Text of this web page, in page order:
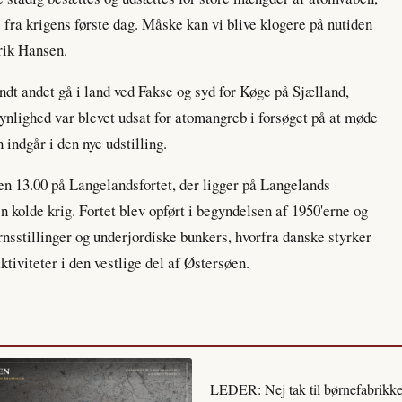
krigens første dag. Måske kan vi blive klogere på nutiden
Hansen.
andet gå i land ved Fakse og syd for Køge på Sjælland,
var blevet udsat for atomangreb i forsøget på at møde
indgår i den nye udstilling.
på Langelandsfortet, der ligger på Langelands
kolde krig. Fortet blev opført i begyndelsen af 1950'erne og
og underjordiske bunkers, hvorfra danske styrker
i den vestlige del af Østersøen.
LEDER: Nej tak til